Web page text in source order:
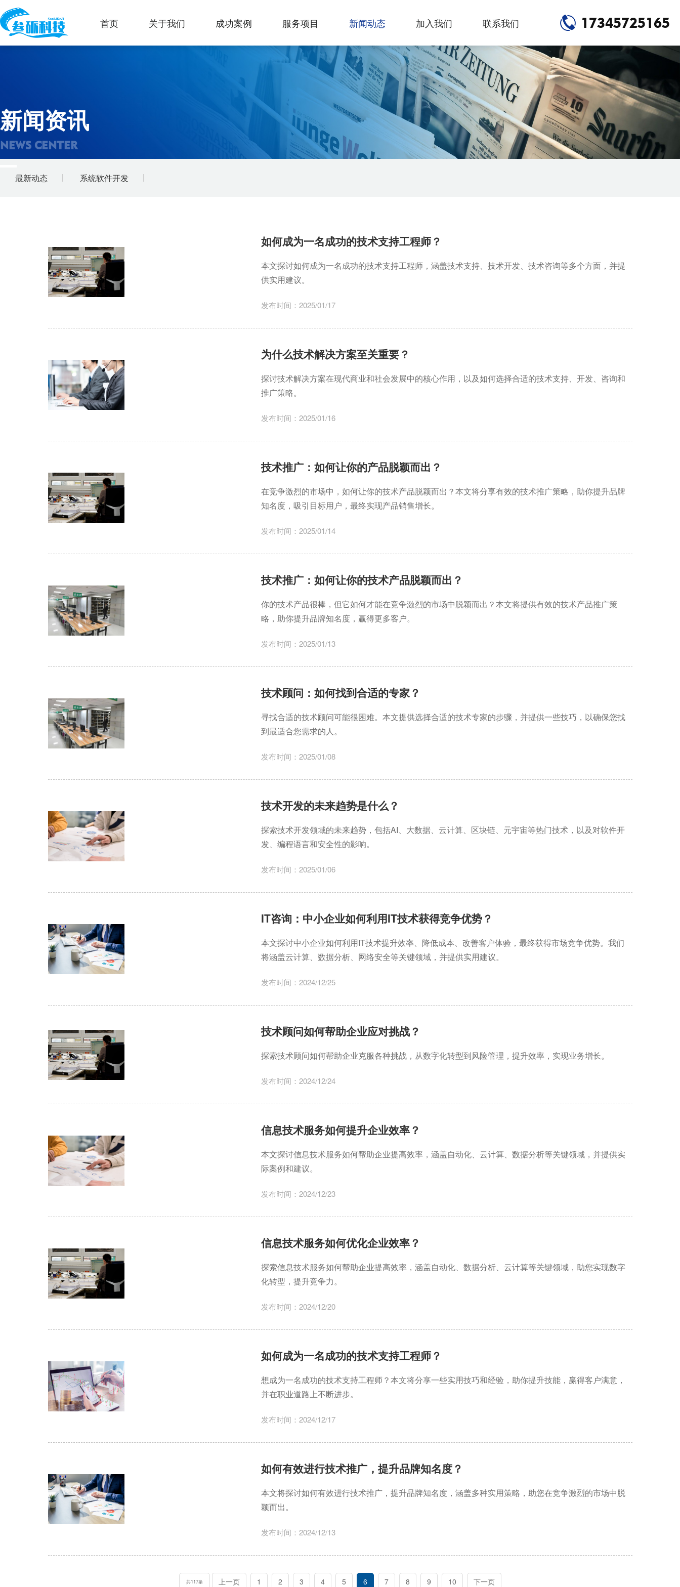
首页 关于我们 成功案例 服务项目 新闻动态 加入我们 联系我们 17345725165
新闻资讯
NEWS CENTER
最新动态 系统软件开发
如何成为一名成功的技术支持工程师？
本文探讨如何成为一名成功的技术支持工程师，涵盖技术支持、技术开发、技术咨询等多个方面，并提
供实用建议。
发布时间：2025/01/17
为什么技术解决方案至关重要？
探讨技术解决方案在现代商业和社会发展中的核心作用，以及如何选择合适的技术支持、开发、咨询和
推广策略。
发布时间：2025/01/16
技术推广：如何让你的产品脱颖而出？
在竞争激烈的市场中，如何让你的技术产品脱颖而出？本文将分享有效的技术推广策略，助你提升品牌
知名度，吸引目标用户，最终实现产品销售增长。
发布时间：2025/01/14
技术推广：如何让你的技术产品脱颖而出？
你的技术产品很棒，但它如何才能在竞争激烈的市场中脱颖而出？本文将提供有效的技术产品推广策
略，助你提升品牌知名度，赢得更多客户。
发布时间：2025/01/13
技术顾问：如何找到合适的专家？
寻找合适的技术顾问可能很困难。本文提供选择合适的技术专家的步骤，并提供一些技巧，以确保您找
到最适合您需求的人。
发布时间：2025/01/08
技术开发的未来趋势是什么？
探索技术开发领域的未来趋势，包括AI、大数据、云计算、区块链、元宇宙等热门技术，以及对软件开
发、编程语言和安全性的影响。
发布时间：2025/01/06
IT咨询：中小企业如何利用IT技术获得竞争优势？
本文探讨中小企业如何利用IT技术提升效率、降低成本、改善客户体验，最终获得市场竞争优势。我们
将涵盖云计算、数据分析、网络安全等关键领域，并提供实用建议。
发布时间：2024/12/25
技术顾问如何帮助企业应对挑战？
探索技术顾问如何帮助企业克服各种挑战，从数字化转型到风险管理，提升效率，实现业务增长。
发布时间：2024/12/24
信息技术服务如何提升企业效率？
本文探讨信息技术服务如何帮助企业提高效率，涵盖自动化、云计算、数据分析等关键领域，并提供实
际案例和建议。
发布时间：2024/12/23
信息技术服务如何优化企业效率？
探索信息技术服务如何帮助企业提高效率，涵盖自动化、数据分析、云计算等关键领域，助您实现数字
化转型，提升竞争力。
发布时间：2024/12/20
如何成为一名成功的技术支持工程师？
想成为一名成功的技术支持工程师？本文将分享一些实用技巧和经验，助你提升技能，赢得客户满意，
并在职业道路上不断进步。
发布时间：2024/12/17
如何有效进行技术推广，提升品牌知名度？
本文将探讨如何有效进行技术推广，提升品牌知名度，涵盖多种实用策略，助您在竞争激烈的市场中脱
颖而出。
发布时间：2024/12/13
共117条 上一页 1 2 3 4 5 6 7 8 9 10 下一页